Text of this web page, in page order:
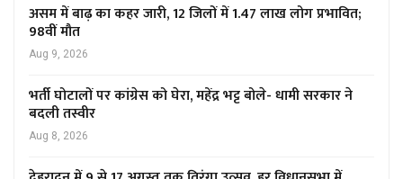
असम में बाढ़ का कहर जारी, 12 जिलों में 1.47 लाख लोग प्रभावित;
98वीं मौत
Aug 9, 2026
भर्ती घोटालों पर कांग्रेस को घेरा, महेंद्र भट्ट बोले- धामी सरकार ने
बदली तस्वीर
Aug 8, 2026